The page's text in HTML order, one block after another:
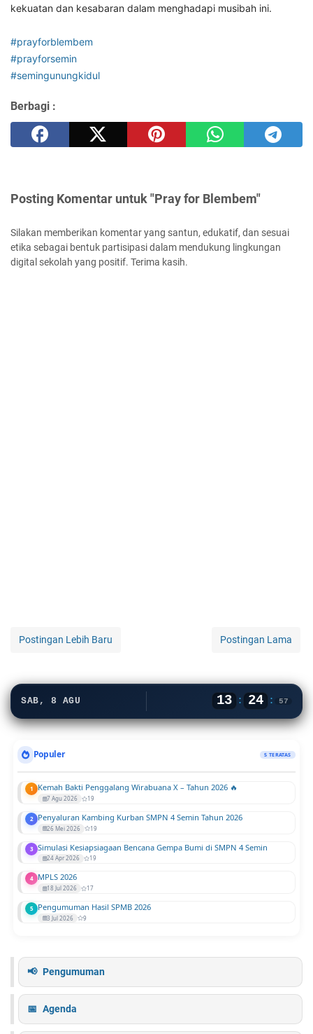
kekuatan dan kesabaran dalam menghadapi musibah ini.
#prayforblembem
#prayforsemin
#semingunungkidul
Berbagi :
Posting Komentar untuk "Pray for Blembem"
Silakan memberikan komentar yang santun, edukatif, dan sesuai
etika sebagai bentuk partisipasi dalam mendukung lingkungan
digital sekolah yang positif. Terima kasih.
Postingan Lebih Baru Postingan Lama
SAB, 8 AGU 13 : 24 : 58
Populer 5 TERATAS
1 Kemah Bakti Penggalang Wirabuana X – Tahun 2026 🔥
7 Agu 2026 19
2 Penyaluran Kambing Kurban SMPN 4 Semin Tahun 2026
26 Mei 2026 19
3 Simulasi Kesiapsiagaan Bencana Gempa Bumi di SMPN 4 Semin
24 Apr 2026 19
4 MPLS 2026
18 Jul 2026 17
5 Pengumuman Hasil SPMB 2026
3 Jul 2026 9
Pengumuman
Agenda